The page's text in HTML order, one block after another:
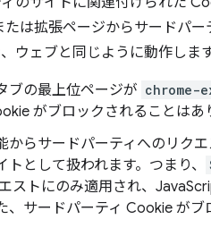
たは拡張ページからサードパ
ウェブと同じように動作します
ブの最上位ページが chrome-
がブロックされることはあ
からサードパーティへのリク
トとして扱われます。つまり、
ストにのみ適用され、
、サードパーティ Cookie がブ